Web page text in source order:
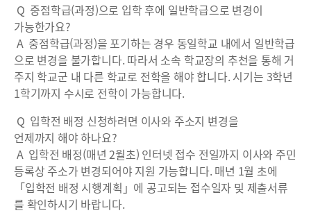
Q 중점학급(과정)으로 입학 후에 일반학급으로 변경이
가능한가요?
A 중점학급(과정)을 포기하는 경우 동일학교 내에서 일반학급
으로 변경을 불가합니다. 따라서 소속 학교장의 추천을 통해 거
주지 학교군 내 다른 학교로 전학을 해야 합니다. 시기는 3학년
1학기까지 수시로 전학이 가능합니다.
Q 입학전 배정 신청하려면 이사와 주소지 변경을
언제까지 해야 하나요?
A 입학전 배정(매년 2월초) 인터넷 접수 전일까지 이사와 주민
등록상 주소가 변경되어야 지원 가능합니다. 매년 1월 초에
「입학전 배정 시행계획」에 공고되는 접수일자 및 제출서류
를 확인하시기 바랍니다.